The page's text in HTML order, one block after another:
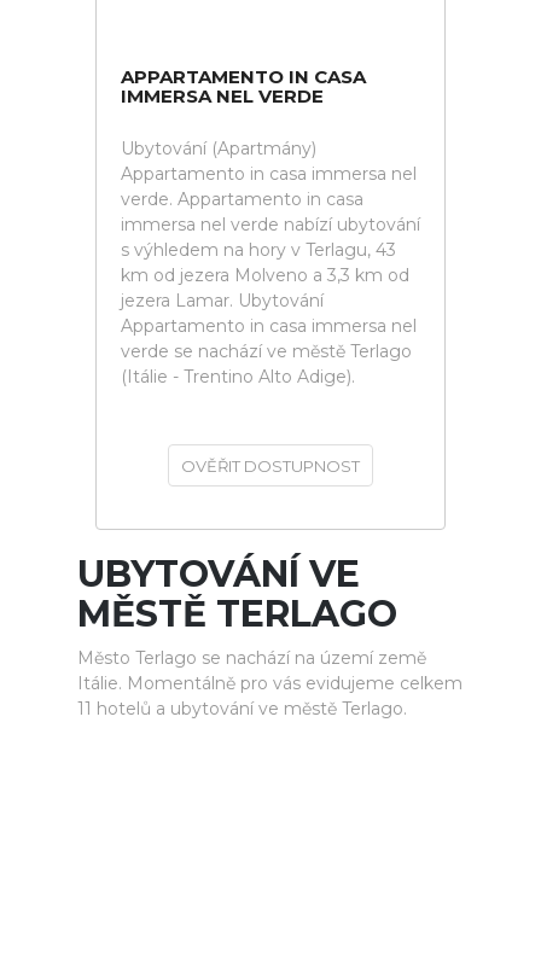
APPARTAMENTO IN CASA
IMMERSA NEL VERDE
Ubytování (Apartmány)
Appartamento in casa immersa nel
verde. Appartamento in casa
immersa nel verde nabízí ubytování
s výhledem na hory v Terlagu, 43
km od jezera Molveno a 3,3 km od
jezera Lamar. Ubytování
Appartamento in casa immersa nel
verde se nachází ve městě Terlago
(Itálie - Trentino Alto Adige).
OVĚŘIT DOSTUPNOST
UBYTOVÁNÍ VE
MĚSTĚ TERLAGO
Město Terlago se nachází na území země
Itálie. Momentálně pro vás evidujeme celkem
11 hotelů a ubytování ve městě Terlago.